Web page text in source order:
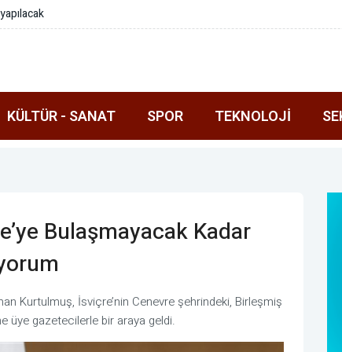
mobil afet araçlarında sona gelindi
KÜLTÜR - SANAT SPOR TEKNOLOJI
Bulaşmayacak Kadar
Kurtulmuş, İsviçre’nin Cenevre şehrindeki, Birleşmiş
üye gazetecilerle bir araya geldi.